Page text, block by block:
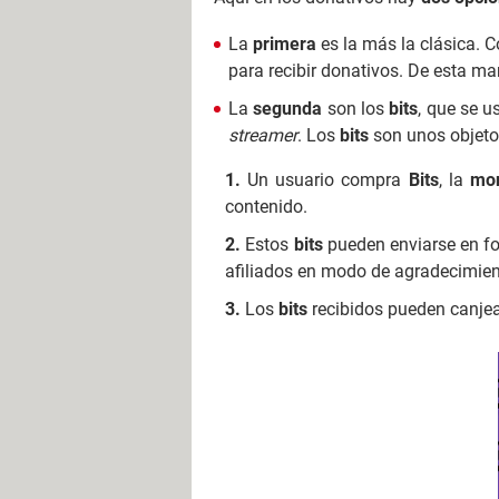
Laprimera es la más la clásica.
para recibir donativos. De esta
Lasegunda son losbits, que se
streamer. Los bits son unos
Un usuario compra Bits, la
contenido.
Estos bitspueden enviarse en
afiliados en modo de
Los bits recibidos pueden